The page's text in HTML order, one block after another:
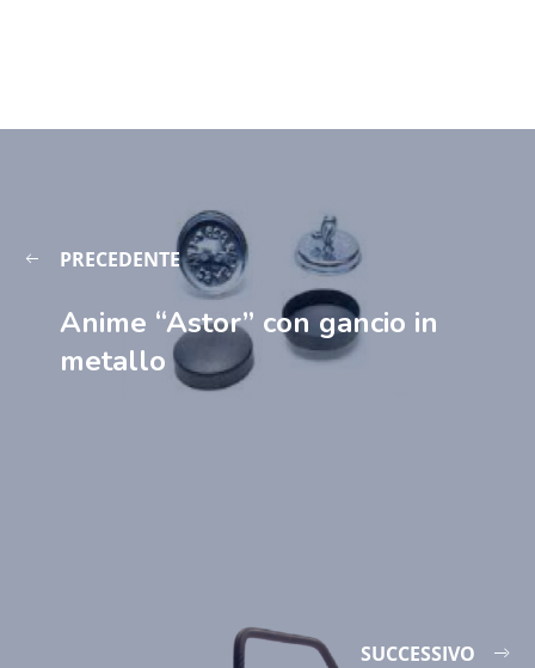
PRECEDENTE
Anime “Astor” con gancio in
metallo
SUCCESSIVO